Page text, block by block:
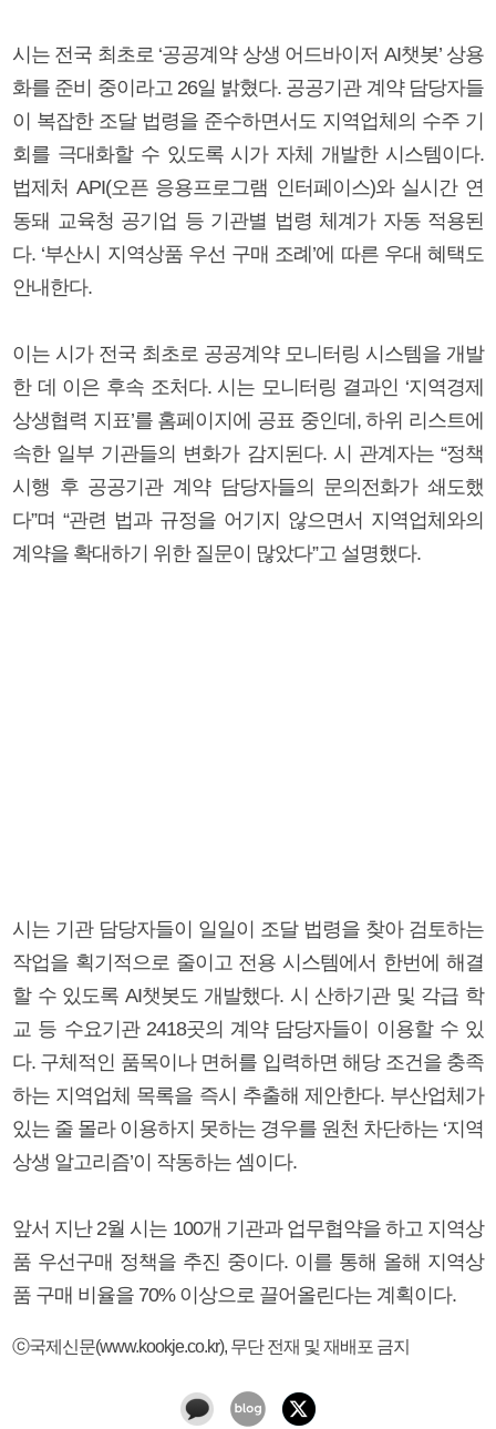
시는 전국 최초로 ‘공공계약 상생 어드바이저 AI챗봇’ 상용
화를 준비 중이라고 26일 밝혔다. 공공기관 계약 담당자들
이 복잡한 조달 법령을 준수하면서도 지역업체의 수주 기
회를 극대화할 수 있도록 시가 자체 개발한 시스템이다.
법제처 API(오픈 응용프로그램 인터페이스)와 실시간 연
동돼 교육청 공기업 등 기관별 법령 체계가 자동 적용된
다. ‘부산시 지역상품 우선 구매 조례’에 따른 우대 혜택도
안내한다.
이는 시가 전국 최초로 공공계약 모니터링 시스템을 개발
한 데 이은 후속 조처다. 시는 모니터링 결과인 ‘지역경제
상생협력 지표’를 홈페이지에 공표 중인데, 하위 리스트에
속한 일부 기관들의 변화가 감지된다. 시 관계자는 “정책
시행 후 공공기관 계약 담당자들의 문의전화가 쇄도했
다”며 “관련 법과 규정을 어기지 않으면서 지역업체와의
계약을 확대하기 위한 질문이 많았다”고 설명했다.
시는 기관 담당자들이 일일이 조달 법령을 찾아 검토하는
작업을 획기적으로 줄이고 전용 시스템에서 한번에 해결
할 수 있도록 AI챗봇도 개발했다. 시 산하기관 및 각급 학
교 등 수요기관 2418곳의 계약 담당자들이 이용할 수 있
다. 구체적인 품목이나 면허를 입력하면 해당 조건을 충족
하는 지역업체 목록을 즉시 추출해 제안한다. 부산업체가
있는 줄 몰라 이용하지 못하는 경우를 원천 차단하는 ‘지역
상생 알고리즘’이 작동하는 셈이다.
앞서 지난 2월 시는 100개 기관과 업무협약을 하고 지역상
품 우선구매 정책을 추진 중이다. 이를 통해 올해 지역상
품 구매 비율을 70% 이상으로 끌어올린다는 계획이다.
ⓒ국제신문(www.kookje.co.kr), 무단 전재 및 재배포 금지